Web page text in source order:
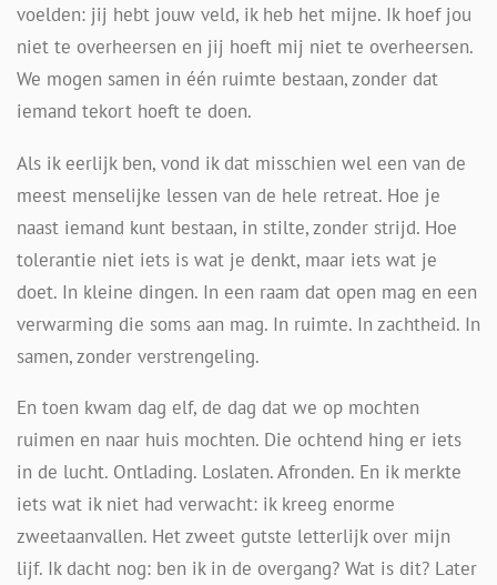
voelden: jij hebt jouw veld, ik heb het mijne. Ik hoef jou
niet te overheersen en jij hoeft mij niet te overheersen.
We mogen samen in één ruimte bestaan, zonder dat
iemand tekort hoeft te doen.
Als ik eerlijk ben, vond ik dat misschien wel een van de
meest menselijke lessen van de hele retreat. Hoe je
naast iemand kunt bestaan, in stilte, zonder strijd. Hoe
tolerantie niet iets is wat je denkt, maar iets wat je
doet. In kleine dingen. In een raam dat open mag en een
verwarming die soms aan mag. In ruimte. In zachtheid. In
samen, zonder verstrengeling.
En toen kwam dag elf, de dag dat we op mochten
ruimen en naar huis mochten. Die ochtend hing er iets
in de lucht. Ontlading. Loslaten. Afronden. En ik merkte
iets wat ik niet had verwacht: ik kreeg enorme
zweetaanvallen. Het zweet gutste letterlijk over mijn
lijf. Ik dacht nog: ben ik in de overgang? Wat is dit? Later